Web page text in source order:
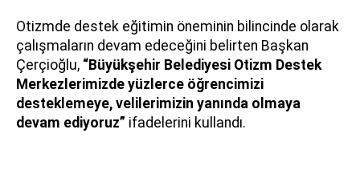
Otizmde destek eğitimin öneminin bilincinde olarak
çalışmaların devam edeceğini belirten Başkan
Çerçioğlu, “Büyükşehir Belediyesi Otizm Destek
Merkezlerimizde yüzlerce öğrencimizi
desteklemeye, velilerimizin yanında olmaya
devam ediyoruz” ifadelerini kullandı.